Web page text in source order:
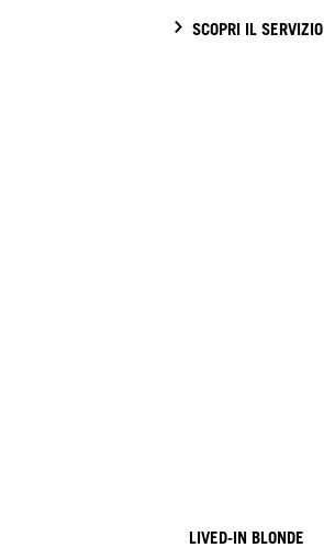
SCOPRI IL SERVIZIO
LIVED-IN BLONDE